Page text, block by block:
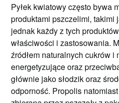
Pyłek kwiatowy często bywa
produktami pszczelimi, takimi
jednak każdy z tych
właściwości i zastosowania.
źródłem naturalnych cukrów i
energetyzujące oraz
głównie jako słodzik oraz
odporność. Propolis